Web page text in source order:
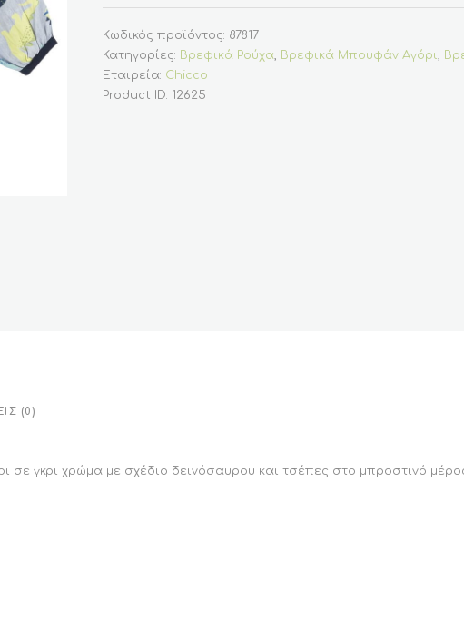
Αγόρι
μηνών
εως
24
Μηνών
(chicco)
ποσότητα
Κωδικός προϊόντος: 87817
Κατηγορίες: Βρεφικά Ρούχα, Βρεφικά Μπουφάν Αγόρι,
Εταιρεία: Chicco
Product ID: 12625
(0)
σε γκρι χρώμα με σχέδιο δεινόσαυρου και τσέπες στο μπροστινό